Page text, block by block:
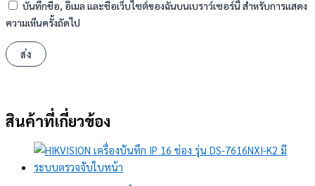
บันทึกชื่อ, อีเมล และชื่อเว็บไซต์ของฉันบนเบราว์เซอร์นี้ สำหรับการแสดง
ความเห็นครั้งถัดไป
สินค้าที่เกี่ยวข้อง